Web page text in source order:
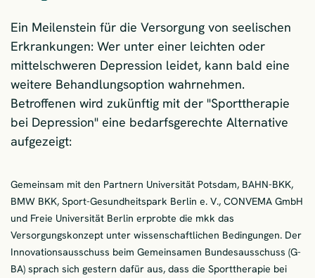
Ein Meilenstein für die Versorgung von seelischen
Erkrankungen: Wer unter einer leichten oder
mittelschweren Depression leidet, kann bald eine
weitere Behandlungsoption wahrnehmen.
Betroffenen wird zukünftig mit der "Sporttherapie
bei Depression" eine bedarfsgerechte Alternative
aufgezeigt:
Gemeinsam mit den Partnern Universität Potsdam, BAHN-BKK,
BMW BKK, Sport-Gesundheitspark Berlin e. V., CONVEMA GmbH
und Freie Universität Berlin erprobte die mkk das
Versorgungskonzept unter wissenschaftlichen Bedingungen. Der
Innovationsausschuss beim Gemeinsamen Bundesausschuss (G-
BA) sprach sich gestern dafür aus, dass die Sporttherapie bei